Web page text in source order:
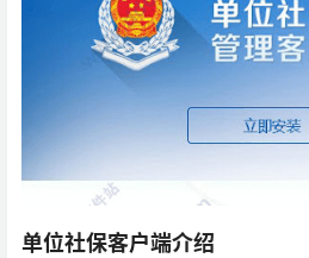
单位社保客户端介绍